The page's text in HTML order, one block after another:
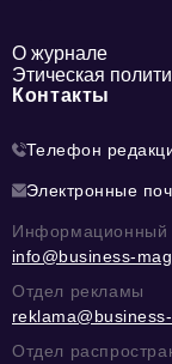
О журнале
Этическая
Контакты
Телефон
Электронные
Информационный
info@business-
Отдел рекламы
Отдел